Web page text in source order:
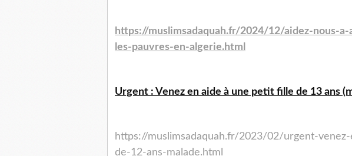
https://muslimsadaquah.fr/2024/12/aidez-nous-
les-pauvres-en-algerie.html
Urgent : Venez en aide à une petit fille de 13 ans
https://muslimsadaquah.fr/2023/02/urgent-
de-12-ans-malade.html